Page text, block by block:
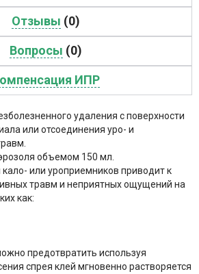
Отзывы (0)
Вопросы (0)
ИПР
удаления с поверхности
или отсоединения уро- и
объемом 150 мл.
или уроприемников приводит к
травм и неприятных ощущений на
как:
предотвратить используя
спрея клей мгновенно растворяется